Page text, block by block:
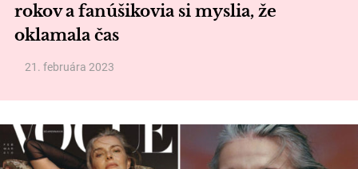
rokov a fanúšikovia si myslia, že
oklamala čas
21. februára 2023